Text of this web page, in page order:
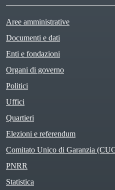
Aree amministrative
Documenti e dati
Enti e fondazioni
Organi di governo
Politici
Uffici
Quartieri
Elezioni e referendum
Comitato Unico di Garanzia
PNRR
Statistica